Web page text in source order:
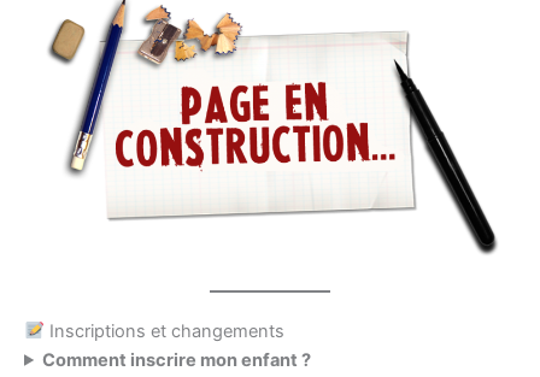
Inscriptions et changements
Comment inscrire mon enfant ?